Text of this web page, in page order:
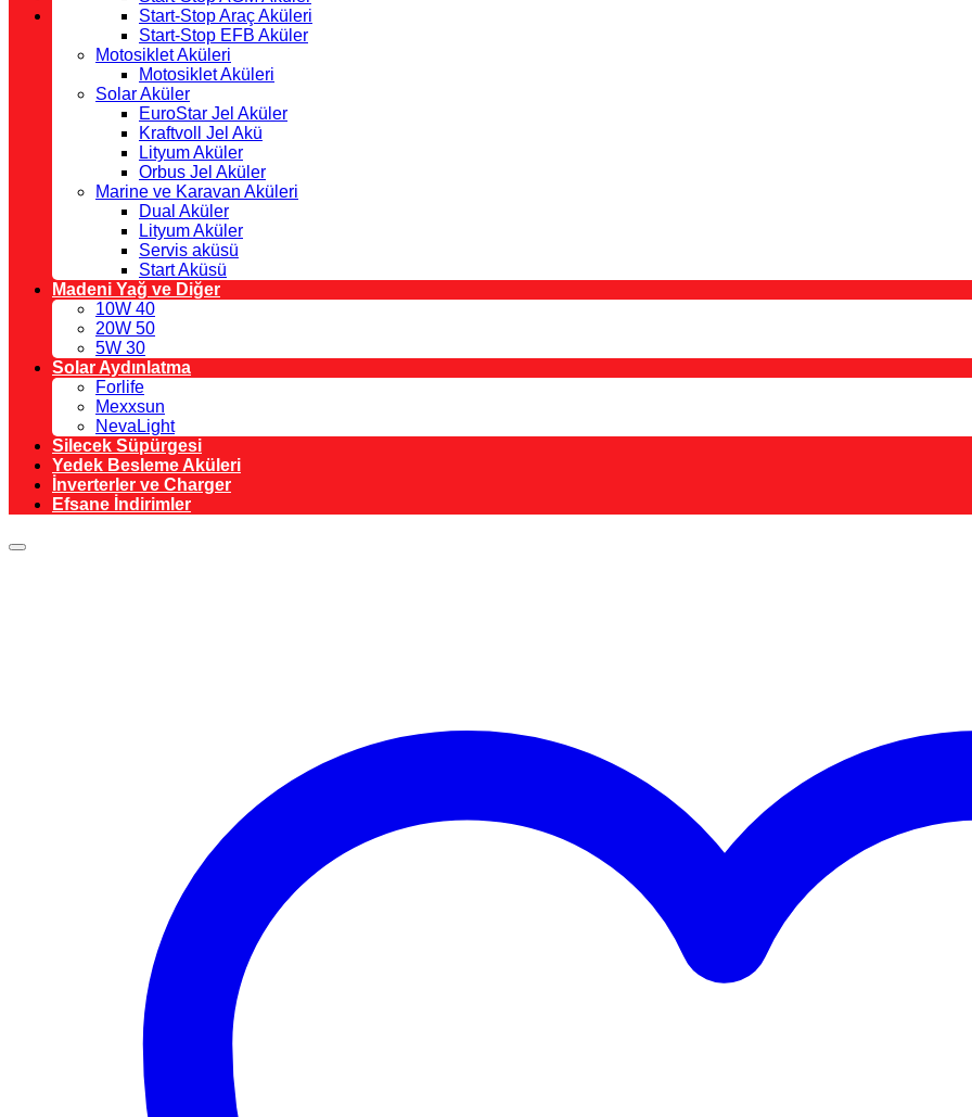
Start-Stop Araç Aküleri
Start-Stop EFB Aküler
Motosiklet Aküleri
Motosiklet Aküleri
Solar Aküler
EuroStar Jel Aküler
Kraftvoll Jel Akü
Lityum Aküler
Orbus Jel Aküler
Marine ve Karavan Aküleri
Dual Aküler
Lityum Aküler
Servis aküsü
Start Aküsü
Madeni Yağ ve Diğer
10W 40
20W 50
5W 30
Solar Aydınlatma
Forlife
Mexxsun
NevaLight
Silecek Süpürgesi
Yedek Besleme Aküleri
İnverterler ve Charger
Efsane İndirimler